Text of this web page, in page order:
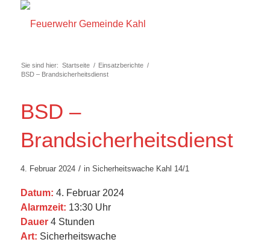
Sie sind hier: Startseite / Einsatzberichte /
BSD – Brandsicherheitsdienst
BSD –
Brandsicherheitsdienst
4. Februar 2024 / in Sicherheitswache Kahl 14/1
Datum: 4. Februar 2024
Alarmzeit: 13:30 Uhr
Dauer4 Stunden
Art: Sicherheitswache